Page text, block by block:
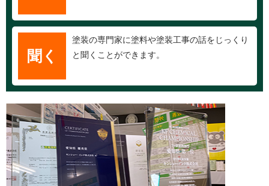
聞く
塗装の専門家に塗料や塗装工事の話をじっくり
と聞くことができます。